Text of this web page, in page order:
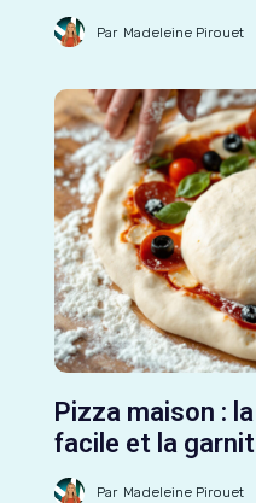
Par Madeleine Pirouet
Pizza maison :
facile et la
Par Madeleine Pirouet